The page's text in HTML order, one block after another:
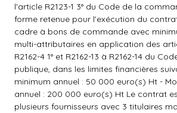
l'article R2123-1 3° du Code de la
forme retenue pour l'exécution du
cadre à bons de commande avec
multi-attributaires en application des
R2162-4 1° et R2162-13 à R2162-14 du
publique, dans les limites financières
minimum annuel : 50 000 euro(s) Ht -
annuel : 200 000 euro(s) Ht Le contrat
plusieurs fournisseurs avec 3 titulaires